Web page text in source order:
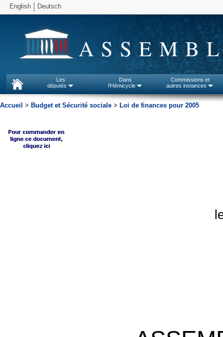
English Deutsch
Les
députés
Dans
l'Hémicycle
Commissions et
autres instances
Accueil > Budget et Sécurité sociale > Loi de finances pour 2005